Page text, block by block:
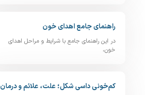
راهنمای جامع اهدای خون
در این راهنمای جامع با شرایط و مراحل اهدای
خون،
کم‌خونی داسی‌ شکل؛ علت، علائم و درمان